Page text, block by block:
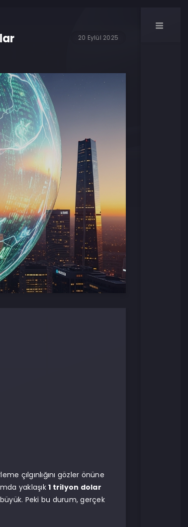
20 Eylül 2025
çılgınlığını gözler önüne
yaklaşık 1 trilyon dolar
Peki bu durum, gerçek